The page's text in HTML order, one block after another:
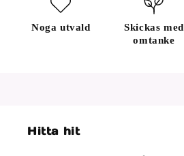
Noga utvald
Skickas med
omtanke
Hitta hit